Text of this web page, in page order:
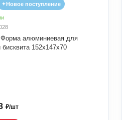
Новое поступление
Форма алюминиевая для
бисквита 152х147х70
₽/шт